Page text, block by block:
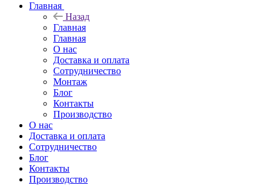
Главная
Назад
Главная
Главная
О нас
Доставка и оплата
Сотрудничество
Монтаж
Блог
Контакты
Производство
О нас
Доставка и оплата
Сотрудничество
Блог
Контакты
Производство